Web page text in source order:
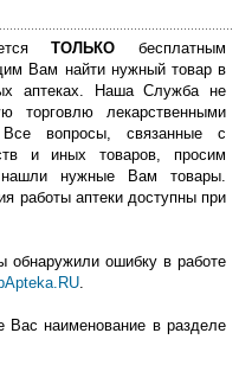
ТОЛЬКО бесплатным
Вам найти нужный товар в
аптеках. Наша Служба не
торговлю лекарственными
вопросы, связанные с
и иных товаров, просим
нужные Вам товары.
работы аптеки доступны при
ошибку в работе
наименование в разделе